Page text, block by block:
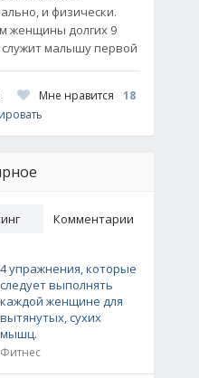
и физически.
женщины долгих 9
малышу первой
Мне нравится
18
Комментарии
4 упражнения, которые
следует выполнять
каждой женщине для
вытянутых, сухих
мышц.
Фитнес